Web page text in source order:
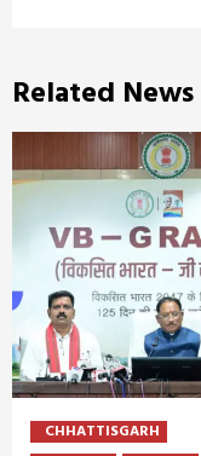
Related News
CHHATTISGARH